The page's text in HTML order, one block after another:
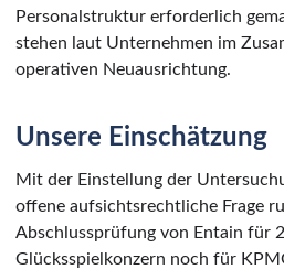
Personalstruktur erforderlich
stehen laut Unternehmen im
operativen Neuausrichtung.
Unsere Einschätzung
Mit der Einstellung der
offene aufsichtsrechtliche Frage
Abschlussprüfung von Entain für
Glücksspielkonzern noch für